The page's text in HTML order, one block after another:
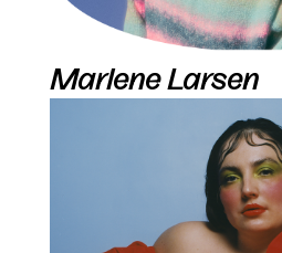
Marlene Larsen